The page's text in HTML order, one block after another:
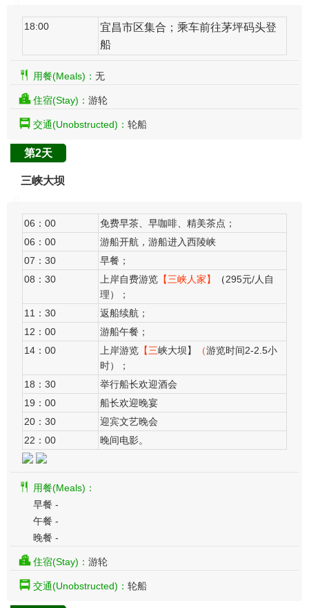
18:00 宜昌市区集合； 乘车前往茅坪码头登
船
用餐(Meals)： 无
住宿(Stay)： 游轮
交通(Unobstructed)： 轮船
第2天
三峡大坝
​ 06：00
免费早茶、早咖啡、精美茶点；
06：00
游船开航，游船进入西陵峡
07：30
早餐；
08：30
上岸自费游览 【三峡人家】 （295元/人自
理）；
11：30
返船续航；
12：00
游船午餐；
14：00
上岸游览 【三峡大坝】 （游览时间2-2.5小
时）
；
18：30
举行船长欢迎酒会
19：00
船长欢迎晚宴
20：30
迎宾文艺晚会
22：00
晚间电影。
用餐(Meals)：
早餐 -
午餐 -
晚餐 -
住宿(Stay)： 游轮
交通(Unobstructed)： 轮船